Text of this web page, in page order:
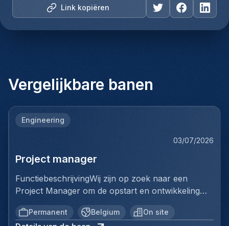
Link kopiëren
Vergelijkbare banen
Engineering
03/07/2026
Project manager
FunctiebeschrijvingWij zijn op zoek naar een
Project Manager om de opstart en ontwikkeling
van een volledig nieuwe productielijn voor
ventilatiekanalen te leiden. Je bent
Permanent Belgium On site